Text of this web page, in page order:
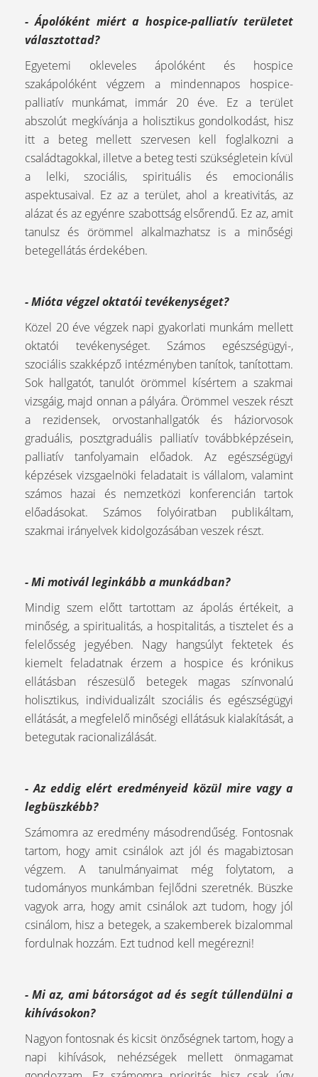
- Ápolóként miért a hospice-palliatív területet
választottad?
Egyetemi okleveles ápolóként és hospice
szakápolóként végzem a mindennapos hospice-
palliatív munkámat, immár 20 éve. Ez a terület
abszolút megkívánja a holisztikus gondolkodást, hisz
itt a beteg mellett szervesen kell foglalkozni a
családtagokkal, illetve a beteg testi szükségletein kívül
a lelki, szociális, spirituális és emocionális
aspektusaival. Ez az a terület, ahol a kreativitás, az
alázat és az egyénre szabottság elsőrendű. Ez az, amit
tanulsz és örömmel alkalmazhatsz is a minőségi
betegellátás érdekében.
- Mióta végzel oktatói tevékenységet?
Közel 20 éve végzek napi gyakorlati munkám mellett
oktatói tevékenységet. Számos egészségügyi-,
szociális szakképző intézményben tanítok, tanítottam.
Sok hallgatót, tanulót örömmel kísértem a szakmai
vizsgáig, majd onnan a pályára. Örömmel veszek részt
a rezidensek, orvostanhallgatók és háziorvosok
graduális, posztgraduális palliatív továbbképzésein,
palliatív tanfolyamain előadok. Az egészségügyi
képzések vizsgaelnöki feladatait is vállalom, valamint
számos hazai és nemzetközi konferencián tartok
előadásokat. Számos folyóiratban publikáltam,
szakmai irányelvek kidolgozásában veszek részt.
- Mi motivál leginkább a munkádban?
Mindig szem előtt tartottam az ápolás értékeit, a
minőség, a spiritualitás, a hospitalitás, a tisztelet és a
felelősség jegyében. Nagy hangsúlyt fektetek és
kiemelt feladatnak érzem a hospice és krónikus
ellátásban részesülő betegek magas színvonalú
holisztikus, individualizált szociális és egészségügyi
ellátását, a megfelelő minőségi ellátásuk kialakítását, a
betegutak racionalizálását.
- Az eddig elért eredményeid közül mire vagy a
legbüszkébb?
Számomra az eredmény másodrendűség. Fontosnak
tartom, hogy amit csinálok azt jól és magabiztosan
végzem. A tanulmányaimat még folytatom, a
tudományos munkámban fejlődni szeretnék. Büszke
vagyok arra, hogy amit csinálok azt tudom, hogy jól
csinálom, hisz a betegek, a szakemberek bizalommal
fordulnak hozzám. Ezt tudnod kell megérezni!
- Mi az, ami bátorságot ad és segít túllendülni a
kihívásokon?
Nagyon fontosnak és kicsit önzőségnek tartom, hogy a
napi kihívások, nehézségek mellett önmagamat